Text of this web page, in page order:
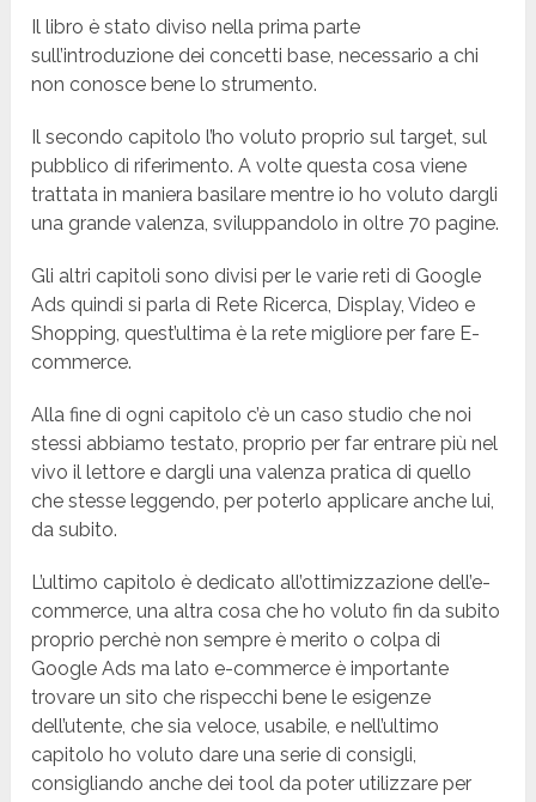
Il libro è stato diviso nella prima parte
sull’introduzione dei concetti base, necessario a chi
non conosce bene lo strumento.
Il secondo capitolo l’ho voluto proprio sul target, sul
pubblico di riferimento. A volte questa cosa viene
trattata in maniera basilare mentre io ho voluto dargli
una grande valenza, sviluppandolo in oltre 70 pagine.
Gli altri capitoli sono divisi per le varie reti di Google
Ads quindi si parla di Rete Ricerca, Display, Video e
Shopping, quest’ultima è la rete migliore per fare E-
commerce.
Alla fine di ogni capitolo c’è un caso studio che noi
stessi abbiamo testato, proprio per far entrare più nel
vivo il lettore e dargli una valenza pratica di quello
che stesse leggendo, per poterlo applicare anche lui,
da subito.
L’ultimo capitolo è dedicato all’ottimizzazione dell’e-
commerce, una altra cosa che ho voluto fin da subito
proprio perchè non sempre è merito o colpa di
Google Ads ma lato e-commerce è importante
trovare un sito che rispecchi bene le esigenze
dell’utente, che sia veloce, usabile, e nell’ultimo
capitolo ho voluto dare una serie di consigli,
consigliando anche dei tool da poter utilizzare per